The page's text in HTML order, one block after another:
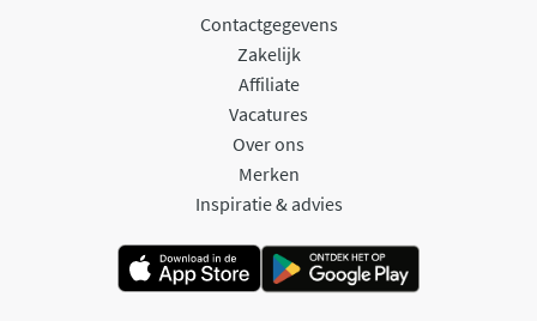
Contactgegevens
Zakelijk
Affiliate
Vacatures
Over ons
Merken
Inspiratie & advies